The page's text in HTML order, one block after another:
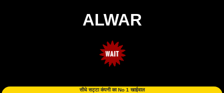
ALWAR
सीधे सट्टा कंपनी का No 1 खाईवाल